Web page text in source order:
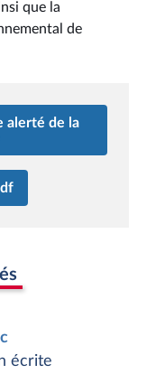
que la
de
alerté de la
écrite